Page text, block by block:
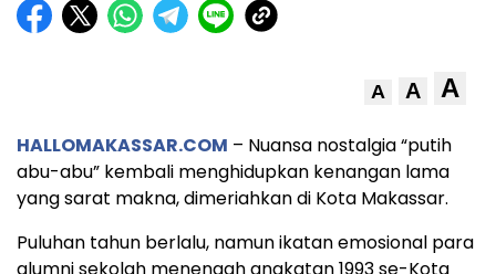
A A A
HALLOMAKASSAR.COM – Nuansa nostalgia “putih
abu-abu” kembali menghidupkan kenangan lama
yang sarat makna, dimeriahkan di Kota Makassar.
Puluhan tahun berlalu, namun ikatan emosional para